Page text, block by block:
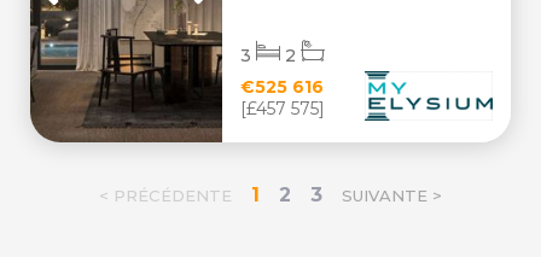
€525 616
[£457 575]
3 2
< PRÉCÉDENTE 1 2 3 SUIVANTE >